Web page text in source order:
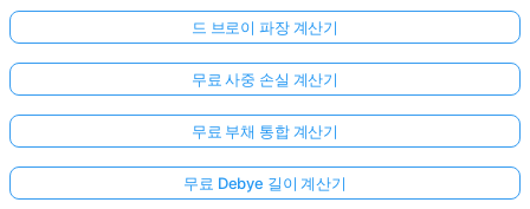
드 브로이 파장 계산기
무료 사중 손실 계산기
무료 부채 통합 계산기
무료 Debye 길이 계산기